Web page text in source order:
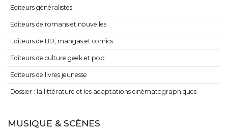
Editeurs généralistes
Editeurs de romans et nouvelles
Editeurs de BD, mangas et comics
Editeurs de culture geek et pop
Editeurs de livres jeunesse
Dossier : la littérature et les adaptations cinématographiques
MUSIQUE & SCÈNES